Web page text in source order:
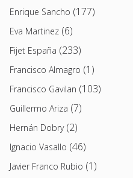
Enrique Sancho (177)
Eva Martinez (6)
Fijet España (233)
Francisco Almagro (1)
Francisco Gavilan (103)
Guillermo Ariza (7)
Hernán Dobry(2)
Ignacio Vasallo (46)
Javier Franco Rubio (1)